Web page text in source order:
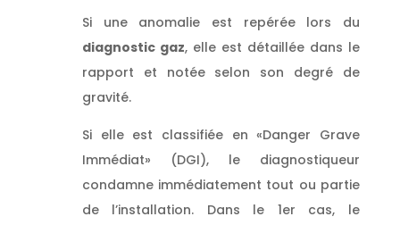
Si une anomalie est repérée lors du
diagnostic gaz, elle est détaillée dans le
rapport et notée selon son degré de
gravité.
Si elle est classifiée en «Danger Grave
Immédiat» (DGI), le diagnostiqueur
condamne immédiatement tout ou partie
de l’installation. Dans le 1er cas, le